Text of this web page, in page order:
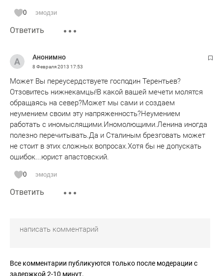
0 эмодзи
Ответить
Анонимно
8 Февраля 2013 17:53
Может Вы переусердствуете господин Терентьев?
Отзовитесь нижнекамцы!В какой вашей мечети молятся
обращаясь на север?Может мы сами и создаем
неумением своим эту напряженность?Неумением
работать с иномыслящими.Иномолющими.Ленина иногда
полезно перечитывать.Да и Сталиным брезговать может
не стоит в этих сложных вопросах.Хотя бы не допускать
ошибок...юрист апастовский.
0 эмодзи
Ответить
Все комментарии публикуются только после модерации с
задержкой 2-10 минут.